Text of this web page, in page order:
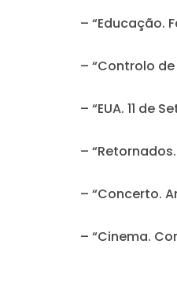
– “Educação.
– “Controlo
– “EUA. 11 de
–
– “Concerto.
– “Cinema.